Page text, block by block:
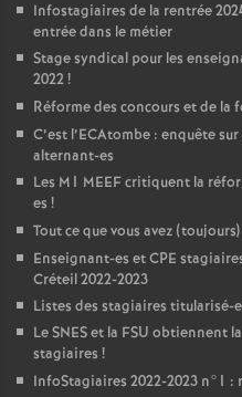
Infostagiaires de la rentrée
entrée dans le métier
Stage syndical pour les
2022!
Réforme des concours et de
C’est l’ECAtombe : enquête
alternant-es
Les M1 MEEFcritiquent la
es !
Tout ce que vous avez
Enseignant-es etCPE
Créteil 2022-2023
Listes des stagiaires titularisé-
LeSNESet la FSU obtiennent
stagiaires !
InfoStagiaires 2022-2023 n°1